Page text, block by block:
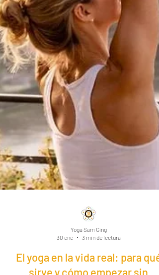
30 ene
3 min de lectura